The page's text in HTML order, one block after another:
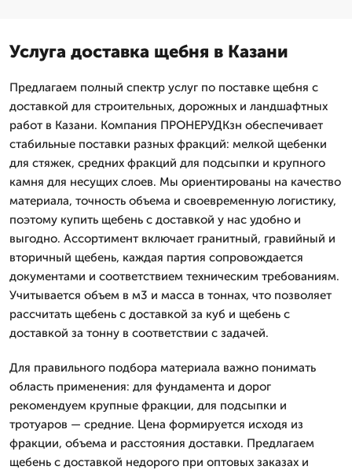
Услуга доставка щебня в Казани
Предлагаем полный спектр услуг по поставке щебня с
доставкой для строительных, дорожных и ландшафтных
работ в Казани. Компания ПРОНЕРУДКзн обеспечивает
стабильные поставки разных фракций: мелкой щебенки
для стяжек, средних фракций для подсыпки и крупного
камня для несущих слоев. Мы ориентированы на качество
материала, точность объема и своевременную логистику,
поэтому купить щебень с доставкой у нас удобно и
выгодно. Ассортимент включает гранитный, гравийный и
вторичный щебень, каждая партия сопровождается
документами и соответствием техническим требованиям.
Учитывается объем в м3 и масса в тоннах, что позволяет
рассчитать щебень с доставкой за куб и щебень с
доставкой за тонну в соответствии с задачей.
Для правильного подбора материала важно понимать
область применения: для фундамента и дорог
рекомендуем крупные фракции, для подсыпки и
тротуаров — средние. Цена формируется исходя из
фракции, объема и расстояния доставки. Предлагаем
щебень с доставкой недорого при оптовых заказах и